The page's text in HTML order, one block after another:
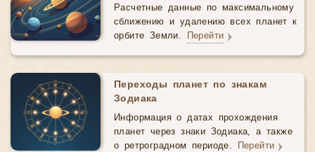
Расчетные данные по максимальному
сближению и удалению всех планет к
орбите Земли. Перейти
Переходы планет по знакам
Зодиака
Информация о датах прохождения
планет через знаки Зодиака, а также
о ретроградном периоде. Перейти